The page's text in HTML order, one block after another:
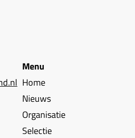
Menu
Home
Nieuws
Organisatie
Selectie